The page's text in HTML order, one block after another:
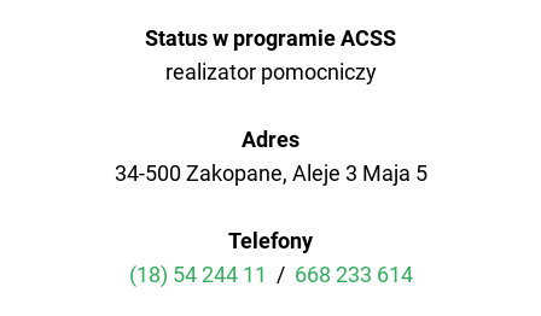
AZS UWM Olsztyn
AZS AWF Poznań
AZS AWF Wrocław
Koordynator ACSSStatus w programie ACSS
realizator pomocniczy
Adres
34-500 Zakopane, Aleje 3 Maja 5
Telefony
(18) 54 244 11 / 668 233 614